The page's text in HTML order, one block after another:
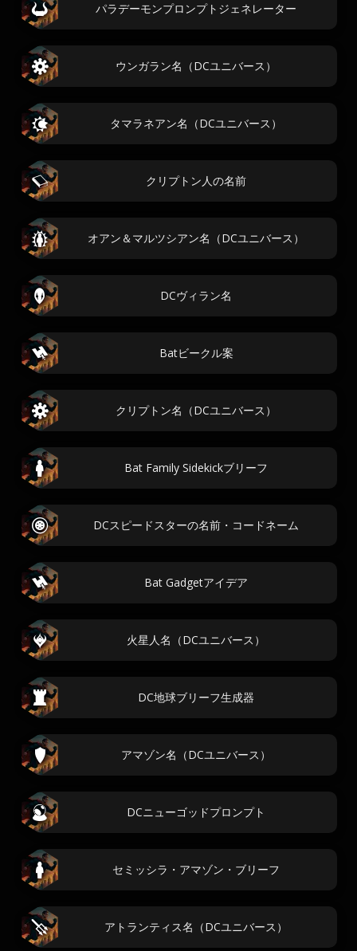
パラデーモンプロンプトジェネレーター
ウンガラン名（DCユニバース）
タマラネアン名（DCユニバース）
クリプトン人の名前
オアン＆マルツシアン名（DCユニバース）
DCヴィラン名
Batビークル案
クリプトン名（DCユニバース）
Bat Family Sidekickブリーフ
DCスピードスターの名前・コードネーム
Bat Gadgetアイデア
火星人名（DCユニバース）
DC地球ブリーフ生成器
アマゾン名（DCユニバース）
DCニューゴッドプロンプト
セミッシラ・アマゾン・ブリーフ
アトランティス名（DCユニバース）